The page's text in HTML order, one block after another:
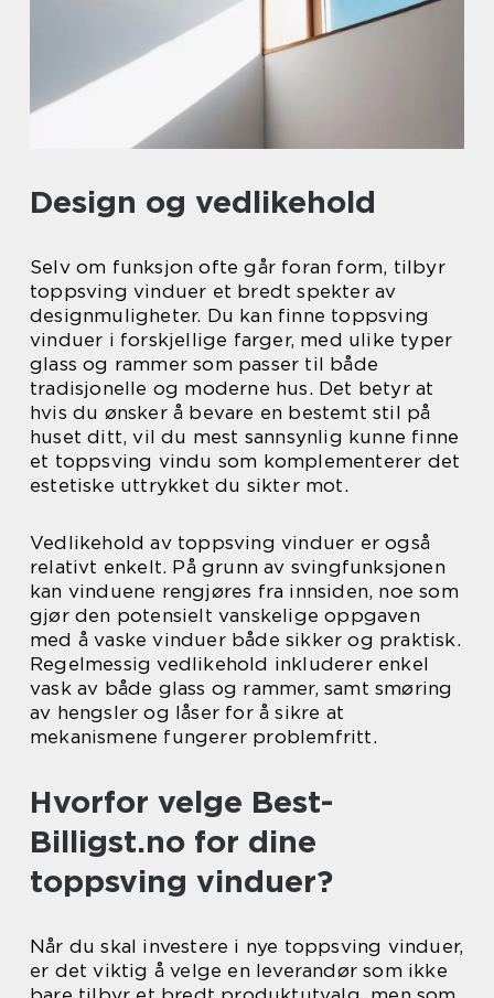
Design og vedlikehold
Selv om funksjon ofte går foran form, tilbyr
toppsving vinduer et bredt spekter av
designmuligheter. Du kan finne toppsving
vinduer i forskjellige farger, med ulike typer
glass og rammer som passer til både
tradisjonelle og moderne hus. Det betyr at
hvis du ønsker å bevare en bestemt stil på
huset ditt, vil du mest sannsynlig kunne finne
et toppsving vindu som komplementerer det
estetiske uttrykket du sikter mot.
Vedlikehold av toppsving vinduer er også
relativt enkelt. På grunn av svingfunksjonen
kan vinduene rengjøres fra innsiden, noe som
gjør den potensielt vanskelige oppgaven
med å vaske vinduer både sikker og praktisk.
Regelmessig vedlikehold inkluderer enkel
vask av både glass og rammer, samt smøring
av hengsler og låser for å sikre at
mekanismene fungerer problemfritt.
Hvorfor velge Best-
Billigst.no for dine
toppsving vinduer?
Når du skal investere i nye toppsving vinduer,
er det viktig å velge en leverandør som ikke